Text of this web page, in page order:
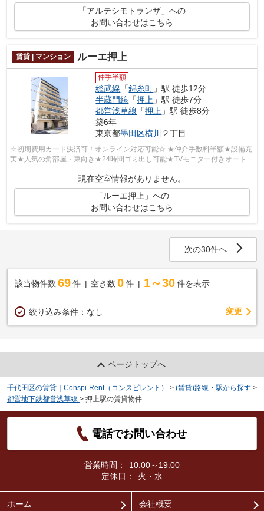
「アルテシモトランザ」への
お問い合わせはこちら
賃貸 | マンション ルーエ押上
仲手半額
総武線 「錦糸町 」駅 徒歩12分
半蔵門線 「押上 」駅 徒歩7分
都営浅草線 「押上 」駅 徒歩8分
築6年
東京都墨田区横川 ２丁目
☆初期費用カード決済可！オンライン対応可能☆ ★仲介手数料半額★設備充
実★人気の角部屋・東向き★24時間ゴミ出し可能★TVモニター付きオートロ
ック・宅配BOX完備★防犯カメラ設置済み★巡回...
現在空室情報がありません。
「ルーエ押上」への
お問い合わせはこちら
次の30件へ
該当物件数 69件 空き数 0 件 1～30 件を表示
絞り込み条件： なし 変更
ページトップへ
千代田区の賃貸｜Conspi-Rent（コンスピレント） > (賃貸)路線・駅から探す >
都営地下鉄都営浅草線 > 押上駅の賃貸物件
電話でお問い合わせ
営業時間：
10:00～19:00
定休日：
火・水
ホーム 会社概要